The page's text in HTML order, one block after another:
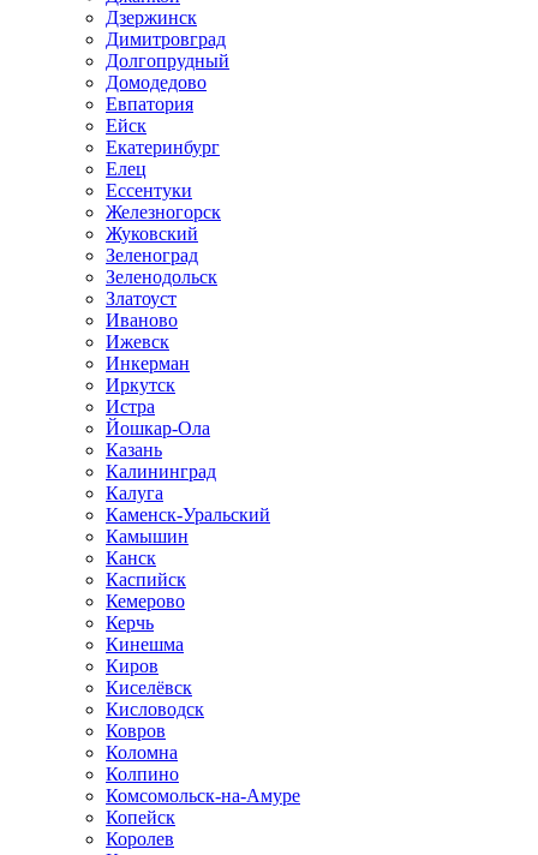
Дзержинск
Димитровград
Долгопрудный
Домодедово
Евпатория
Ейск
Екатеринбург
Елец
Ессентуки
Железногорск
Жуковский
Зеленоград
Зеленодольск
Златоуст
Иваново
Ижевск
Инкерман
Иркутск
Истра
Йошкар-Ола
Казань
Калининград
Калуга
Каменск-Уральский
Камышин
Канск
Каспийск
Кемерово
Керчь
Кинешма
Киров
Киселёвск
Кисловодск
Ковров
Коломна
Колпино
Комсомольск-на-Амуре
Копейск
Королев